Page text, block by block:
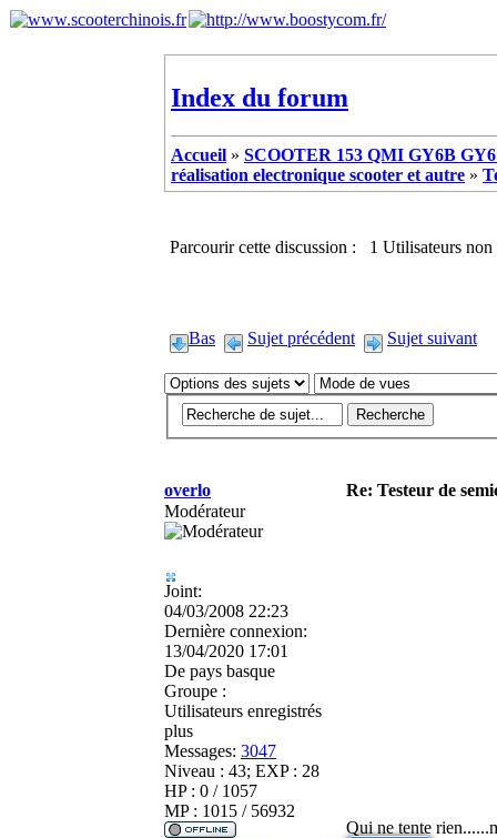
Index du forum
Accueil » SCOOTER 153 QMI GY6B
réalisation electronique scooter et autre »
Parcourir cette discussion : 1 Utilisateurs non
Bas Sujet précédent Sujet suivant
overlo
Re: Testeur de
Modérateur
Joint:
04/03/2008 22:23
Dernière connexion:
13/04/2020 17:01
De pays basque
Groupe :
Utilisateurs enregistrés
plus
Messages: 3047
Niveau : 43; EXP : 28
HP : 0 / 1057
MP : 1015 / 56932
Qui ne tente